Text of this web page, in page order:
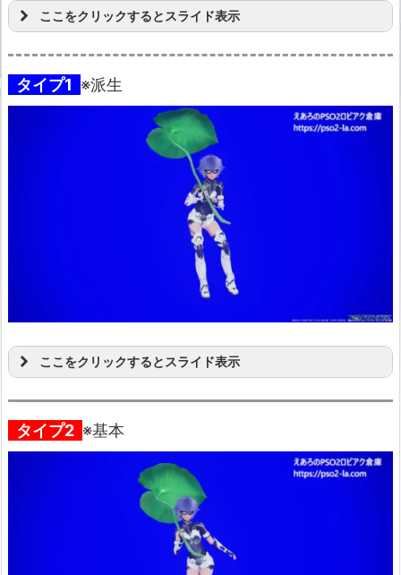
ここをクリックするとスライド表示
タイプ1 ※派生
ここをクリックするとスライド表示
タイプ2 ※基本